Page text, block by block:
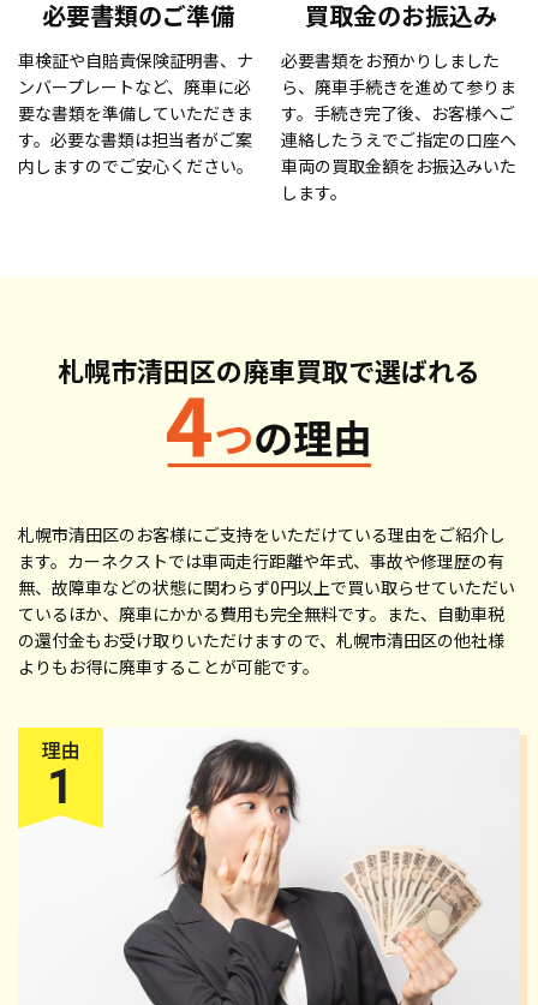
必要書類のご準備
車検証や自賠責保険証明書、ナ
ンバープレートなど、廃車に必
要な書類を準備していただきま
す。必要な書類は担当者がご案
内しますのでご安心ください。
買取金のお振込み
必要書類をお預かりしました
ら、廃車手続きを進めて参りま
す。手続き完了後、お客様へご
連絡したうえでご指定の口座へ
車両の買取金額をお振込みいた
します。
札幌市清田区の廃車買取で選ばれる
札幌市清田区のお客様にご支持をいただけている理由をご紹介し
ます。カーネクストでは車両走行距離や年式、事故や修理歴の有
無、故障車などの状態に関わらず0円以上で買い取らせていただい
ているほか、廃車にかかる費用も完全無料です。また、自動車税
の還付金もお受け取りいただけますので、札幌市清田区の他社様
よりもお得に廃車することが可能です。